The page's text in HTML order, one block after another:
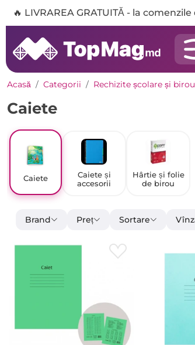
🔥 LIVRAREA GRATUITĂ - la
Acasă Categorii Rechizite școlare și birou
Caiete
Caiete
Caiete și
accesorii
Hârtie și folie
de birou
Brand Preț Sortare